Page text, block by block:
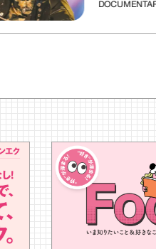
DOCUMENTARY